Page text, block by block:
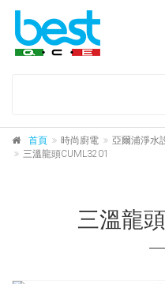
首頁 時尚廚電 亞爾浦淨水
三溫龍頭CUML3201
三溫龍